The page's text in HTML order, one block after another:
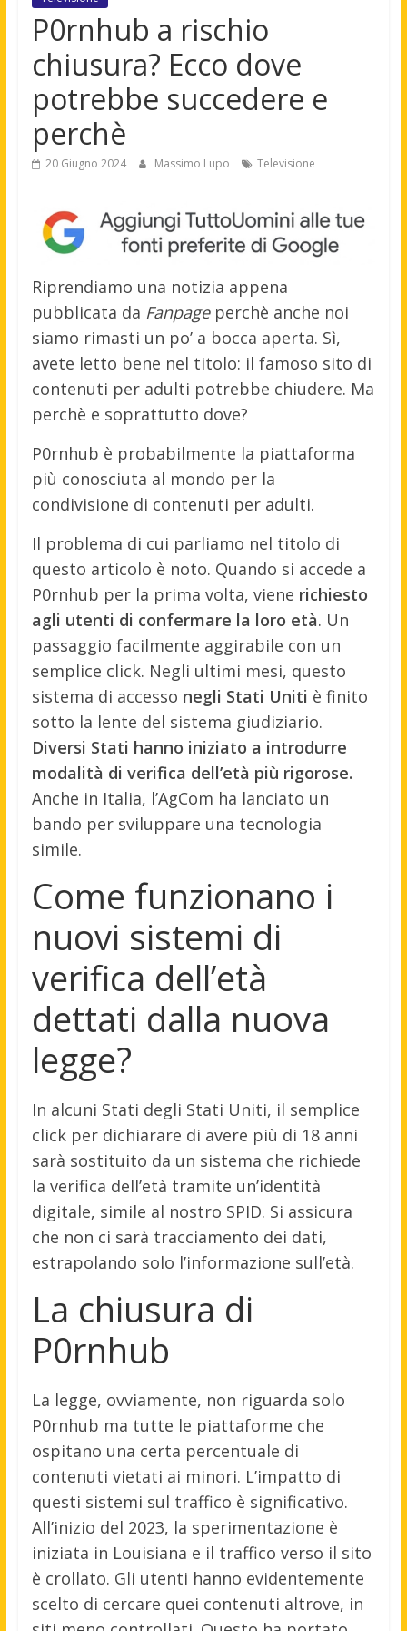
P0rnhub a rischio
chiusura? Ecco dove
potrebbe succedere e
perchè
20 Giugno 2024 Massimo Lupo Televisione
Riprendiamo una notizia appena
pubblicata da Fanpageperchè anche noi
siamo rimasti un po’ a bocca aperta. Sì,
avete letto bene nel titolo: il famoso sito di
contenuti per adulti potrebbe chiudere. Ma
perchè e soprattutto dove?
P0rnhub è probabilmente la piattaforma
più conosciuta al mondo per la
condivisione di contenuti per adulti.
Il problema di cui parliamo nel titolo di
questo articolo è noto. Quando si accede a
P0rnhub per la prima volta, viene richiesto
agli utenti di confermare la loro età. Un
passaggio facilmente aggirabile con un
semplice click. Negli ultimi mesi, questo
sistema di accesso negli Stati Uniti è finito
sotto la lente del sistema giudiziario.
Diversi Stati hanno iniziato a introdurre
modalità di verifica dell’età più rigorose.
Anche in Italia, l’AgCom ha lanciato un
bando per sviluppare una tecnologia
simile.
Come funzionano i
nuovi sistemi di
verifica dell’età
dettati dalla nuova
legge?
In alcuni Stati degli Stati Uniti, il semplice
click per dichiarare di avere più di 18 anni
sarà sostituito da un sistema che richiede
la verifica dell’età tramite un’identità
digitale, simile al nostro SPID. Si assicura
che non ci sarà tracciamento dei dati,
estrapolando solo l’informazione sull’età.
La chiusura di
P0rnhub
La legge, ovviamente, non riguarda solo
P0rnhub ma tutte le piattaforme che
ospitano una certa percentuale di
contenuti vietati ai minori. L’impatto di
questi sistemi sul traffico è significativo.
All’inizio del 2023, la sperimentazione è
iniziata in Louisiana e il traffico verso il sito
è crollato. Gli utenti hanno evidentemente
scelto di cercare quei contenuti altrove, in